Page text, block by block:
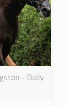
- Daily